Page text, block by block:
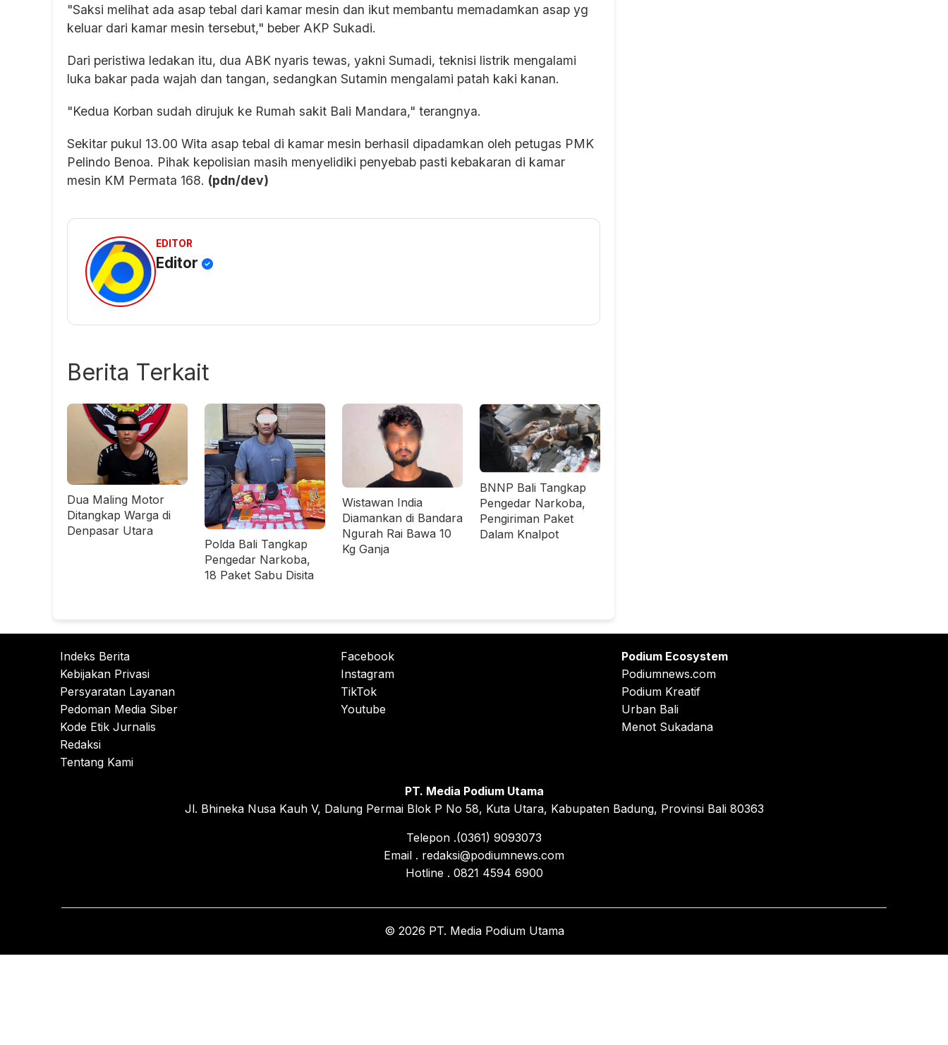
"Saksi melihat ada asap tebal dari kamar mesin dan ikut membantu memadamkan asap yg
keluar dari kamar mesin tersebut," beber AKP Sukadi.
Dari peristiwa ledakan itu, dua ABK nyaris tewas, yakni Sumadi, teknisi listrik mengalami
luka bakar pada wajah dan tangan, sedangkan Sutamin mengalami patah kaki kanan.
"Kedua Korban sudah dirujuk ke Rumah sakit Bali Mandara," terangnya.
Sekitar pukul 13.00 Wita asap tebal di kamar mesin berhasil dipadamkan oleh petugas PMK
Pelindo Benoa. Pihak kepolisian masih menyelidiki penyebab pasti kebakaran di kamar
mesin KM Permata 168. (pdn/dev)
EDITOR
Editor
Berita Terkait
Dua Maling Motor
Ditangkap Warga di
Denpasar Utara
Polda Bali Tangkap
Pengedar Narkoba,
18 Paket Sabu Disita
Wistawan India
Diamankan di Bandara
Ngurah Rai Bawa 10
Kg Ganja
BNNP Bali Tangkap
Pengedar Narkoba,
Pengiriman Paket
Dalam Knalpot
Indeks Berita
Kebijakan Privasi
Persyaratan Layanan
Pedoman Media Siber
Kode Etik Jurnalis
Redaksi
Tentang Kami
Facebook
Instagram
TikTok
Youtube
Podium Ecosystem
Podiumnews.com
Podium Kreatif
Urban Bali
Menot Sukadana
PT. Media Podium Utama
Jl. Bhineka Nusa Kauh V, Dalung Permai Blok P No 58, Kuta Utara, Kabupaten Badung, Provinsi Bali 80363
Telepon .(0361) 9093073
Email . redaksi@podiumnews.com
Hotline . 0821 4594 6900
© 2026 PT. Media Podium Utama